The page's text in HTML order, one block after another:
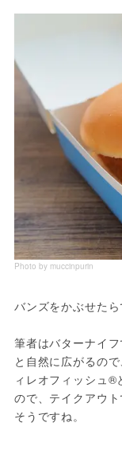
Photo by muccinpurin
バンズをかぶせたら
筆者はバターナイ
と自然に広がるの
ィレオフィッシュ®
ので、テイクアウ
そうですね。